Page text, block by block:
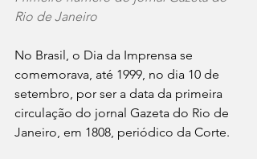
Rio de Janeiro
No Brasil, o Dia da Imprensa se
comemorava, até 1999, no dia 10 de
setembro, por ser a data da primeira
circulação do jornal Gazeta do Rio de
Janeiro, em 1808, periódico da Corte.